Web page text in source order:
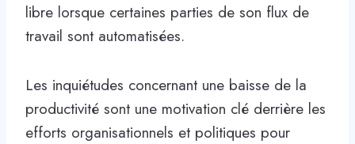
libre lorsque certaines parties de son flux de
travail sont automatisées.
Les inquiétudes concernant une baisse de la
productivité sont une motivation clé derrière les
efforts organisationnels et politiques pour